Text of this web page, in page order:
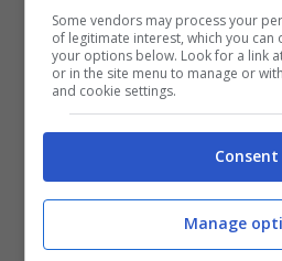
“Sto per tornare”:
Some vendors may process your
of legitimate interest, which you
your options below. Look for a link
or in the site menu to manage or
and cookie settings.
Consent
Manage